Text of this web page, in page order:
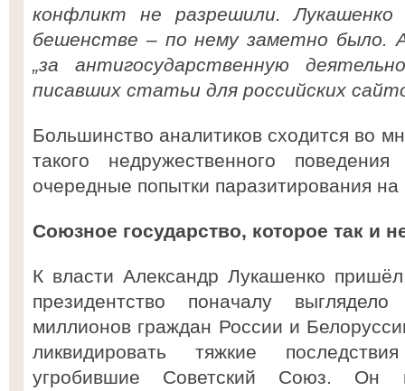
конфликт не разрешили.
бешенстве – по нему заметно было.
„за антигосударственную
писавших статьи для российских
Большинство аналитиков сходится во
такого недружественного
очередные попытки паразитирования на
Союзное государство, которое так и
К власти Александр Лукашенко
президентство поначалу
миллионов граждан России и
ликвидировать тяжкие
угробившие Советский Союз. Он